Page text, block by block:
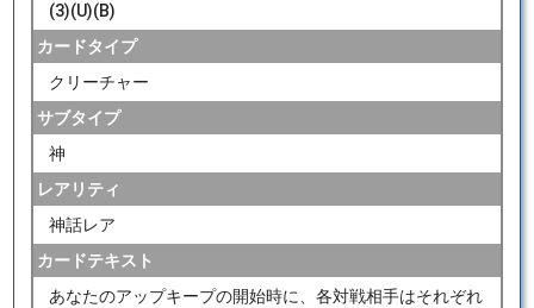
(3)(U)(B)
カードタイプ
クリーチャー
サブタイプ
神
レアリティ
神話レア
カードテキスト
あなたのアップキープの開始時に、各対戦相手はそれぞれ